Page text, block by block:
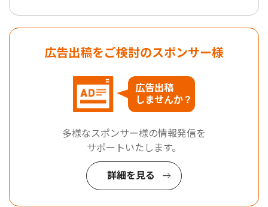
広告出稿をご検討のスポンサー様
広告出稿
しませんか？
多様なスポンサー様の情報発信を
サポートいたします。
詳細を見る